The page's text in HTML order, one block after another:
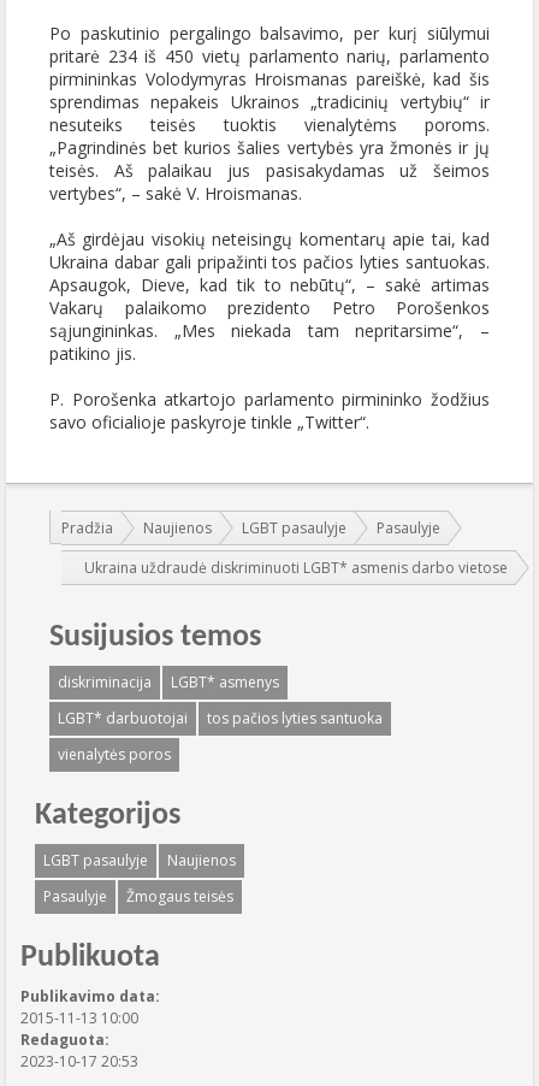
Po paskutinio pergalingo balsavimo, per kurį siūlymui
pritarė 234 iš 450 vietų parlamento narių, parlamento
pirmininkas Volodymyras Hroismanas pareiškė, kad šis
sprendimas nepakeis Ukrainos „tradicinių vertybių“ ir
nesuteiks teisės tuoktis vienalytėms poroms.
„Pagrindinės bet kurios šalies vertybės yra žmonės ir jų
teisės. Aš palaikau jus pasisakydamas už šeimos
vertybes“, – sakė V. Hroismanas.
„Aš girdėjau visokių neteisingų komentarų apie tai, kad
Ukraina dabar gali pripažinti tos pačios lyties santuokas.
Apsaugok, Dieve, kad tik to nebūtų“, – sakė artimas
Vakarų palaikomo prezidento Petro Porošenkos
sąjungininkas. „Mes niekada tam nepritarsime“, –
patikino jis.
P. Porošenka atkartojo parlamento pirmininko žodžius
savo oficialioje paskyroje tinkle „Twitter“.
Jūs esate čia:
Pradžia Naujienos LGBT pasaulyje
Pasaulyje
Ukraina uždraudė diskriminuoti LGBT* asmenis darbo vietose
Susijusios temos
diskriminacija
LGBT* asmenys
LGBT* darbuotojai
tos pačios lyties santuoka
vienalytės poros
Kategorijos
LGBT pasaulyje
Naujienos
Pasaulyje
Žmogaus teisės
Publikuota
Publikavimo data:
2015-11-13 10:00
Redaguota:
2023-10-17 20:53